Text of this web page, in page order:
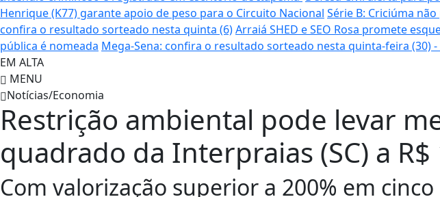
Henrique (K77) garante apoio de peso para o Circuito Nacional Série B: Criciúma
confira o resultado sorteado nesta quinta (6)Arraiá SHED e SEO Rosa promete
pública é nomeada Mega-Sena: confira o resultado sorteado nesta quinta-feira (30)
EM ALTA
MENU
Notícias/Economia
Restrição ambiental pode levar
quadrado da Interpraias (SC) a R$
Com valorização superior a 200% em